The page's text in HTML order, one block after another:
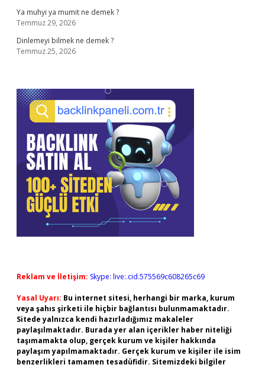
Ya muhyi ya mumit ne demek ?
Temmuz 29, 2026
Dinlemeyi bilmek ne demek ?
Temmuz 25, 2026
Reklam ve İletişim: Skype: live:.cid.575569c608265c69
Yasal Uyarı: Bu internet sitesi, herhangi bir marka, kurum
veya şahıs şirketi ile hiçbir bağlantısı bulunmamaktadır.
Sitede yalnızca kendi hazırladığımız makaleler
paylaşılmaktadır. Burada yer alan içerikler haber niteliği
taşımamakta olup, gerçek kurum ve kişiler hakkında
paylaşım yapılmamaktadır. Gerçek kurum ve kişiler ile isim
benzerlikleri tamamen tesadüfidir. Sitemizdeki bilgiler